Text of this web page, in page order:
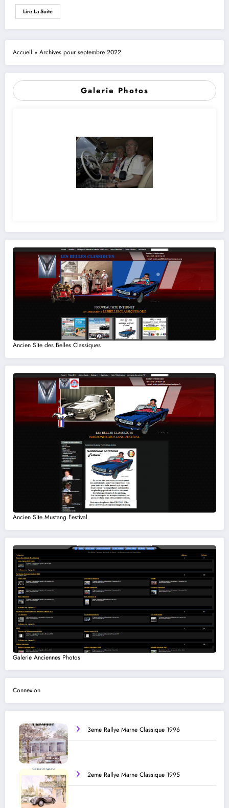
Accueil » Archives pour septembre 2022
Galerie Photos
Ancien Site des Belles Classiques
Ancien Site Mustang Festival
Galerie Anciennes Photos
Connexion
3eme Rallye Marne Classique 1996
2eme Rallye Marne Classique 1995
Lire La Suite